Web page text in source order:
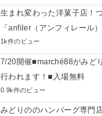
生まれ変わった洋菓子店！
「anfiler（アンフィレール）
1k件のビュー
7/20開催■marché88がみど
行われます！■入場無料
0.9k件のビュー
みどりののハンバーグ専門